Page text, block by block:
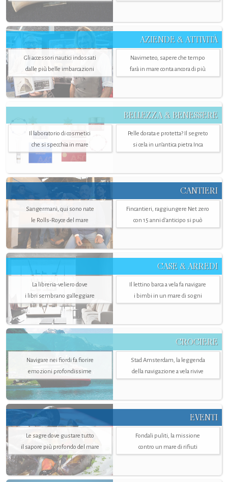
AZIENDE & ATTIVITÀ
Gli accessori nautici indossati
dalle più belle imbarcazioni
Navimeteo, sapere che tempo
farà in mare conta ancora di più
BELLEZZA & BENESSERE
Il laboratorio di cosmetici
che si specchia in mare
Pelle dorata e protetta? Il segreto
si cela in un’antica pietra Inca
CANTIERI
Sangermani, qui sono nate
le Rolls-Royce del mare
Fincantieri, raggiungere Net zero
con 15 anni d'anticipo si può
CASE & ARREDI
La libreria-veliero dove
i libri sembrano galleggiare
Il lettino barca a vela fa navigare
i bimbi in un mare di sogni
CROCIERE
Navigare nei fiordi fa fiorire
emozioni profondissime
Stad Amsterdam, la leggenda
della navigazione a vela rivive
EVENTI
Le sagre dove gustare tutto
il sapore più profondo del mare
Fondali puliti, la missione
contro un mare di rifiuti